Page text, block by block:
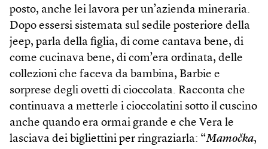
posto, anche lei lavora per un’azienda mineraria.
Dopo essersi sistemata sul sedile posteriore della
jeep, parla della figlia, di come cantava bene, di
come cucinava bene, di com’era ordinata, delle
collezioni che faceva da bambina, Barbie e
sorprese degli ovetti di cioccolata. Racconta che
continuava a metterle i cioccolatini sotto il cuscino
anche quando era ormai grande e che Vera le
lasciava dei bigliettini per ringraziarla: “Mamočka,